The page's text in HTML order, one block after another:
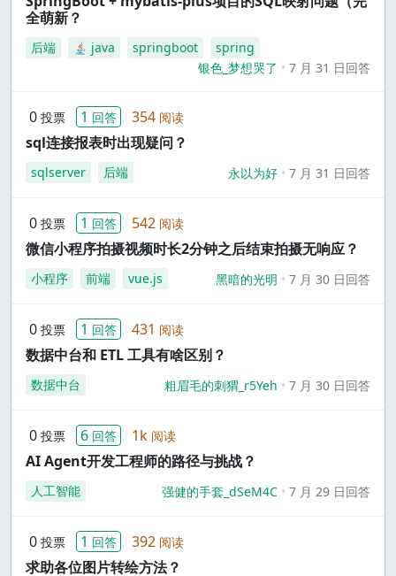
全萌新？
后端 java springboot
spring
银色_梦想哭了
7 月 31 日回答
0 投票 1 回答 354 阅读
sql连接报表时出现疑问？
sqlserver 后端 永以为好 7 月 31 日回答
0 投票 1 回答 542 阅读
微信小程序拍摄视频时长2分钟之后结束拍摄无响应？
小程序 前端 vue.js 黑暗的光明 7 月 30 日回答
0 投票 1 回答 431 阅读
数据中台和 ETL 工具有啥区别？
数据中台 粗眉毛的刺猬_r5Yeh 7 月 30 日回答
0 投票 6 回答 1k 阅读
AI Agent开发工程师的路径与挑战？
人工智能 强健的手套_dSeM4C 7 月 29 日回答
0 投票 1 回答 392 阅读
求助各位图片转绘方法？